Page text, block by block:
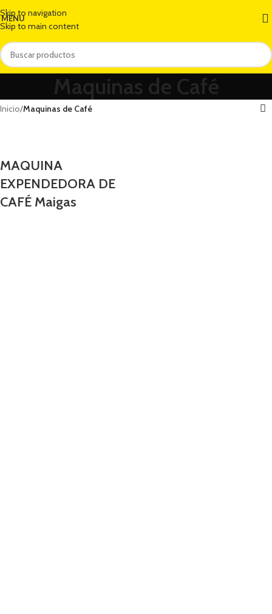
Skip to navigation
Skip to main content
MENU
Maquinas de Café
Inicio/Maquinas de Café
MAQUINA
EXPENDEDORA DE
CAFÉ Maigas